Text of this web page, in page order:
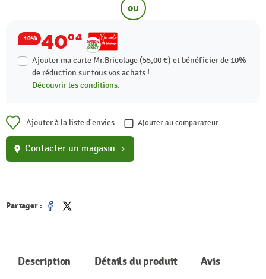
ou
-10% 4004
Ajouter ma carte Mr.Bricolage (55,00 €) et bénéficier de 10%
de réduction sur tous vos achats !
Découvrir les conditions.
Ajouter à la liste d'envies Ajouter au comparateur
location_on Contacter un magasin chevron_right
Partager :
Partager
Tweet
Description Détails du produit Avis